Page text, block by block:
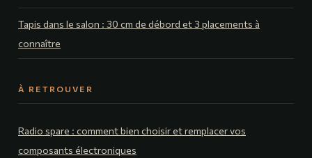
Tapis dans le salon : 30 cm de débord et 3 placements à
connaître
À RETROUVER
Radio spare : comment bien choisir et remplacer vos
composants électroniques